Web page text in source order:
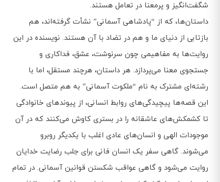
شگفت‌انگیز و پرمعنا در تعامل هستند.
داستان‌ها، که از “پادشاهی آسمانی” نشأت گرفته‌اند، هم
بازتابی از دنیای ما و هم در تضاد با آن هستند. نویسنده در این
روایت‌ها به مفاهیمی چون سرنوشت، عشق، فداکاری و
جستجوی معنا می‌پردازد. هر داستان، هرچند مستقل، اما با
رشته‌ای مشترک به نام “ملکوت آسمانی” به هم متصل است.
این قصه‌ها پیچیدگی‌های روابط انسانی، از پیوندهای خانوادگی
تا کشمکش‌های عاشقانه را در بستری کاوش می‌کنند که در آن
موجودات الهی و انسان‌های عادی اغلب با یکدیگر روبرو
می‌شوند. گاهی سفر یک انسان فانی برای جلب رضایت خدایان
روایت می‌شود و گاهی عواقب شکستن قوانین آسمانی. در تمام